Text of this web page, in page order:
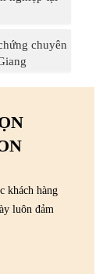
chuyên
khách hàng
luôn đảm